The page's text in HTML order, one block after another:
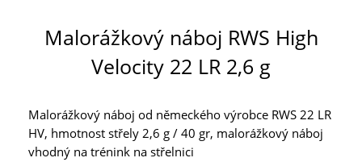
Malorážkový náboj RWS High
Velocity 22 LR 2,6 g
Malorážkový náboj od německého výrobce RWS 22 LR
HV, hmotnost střely 2,6 g / 40 gr, malorážkový náboj
vhodný na trénink na střelnici